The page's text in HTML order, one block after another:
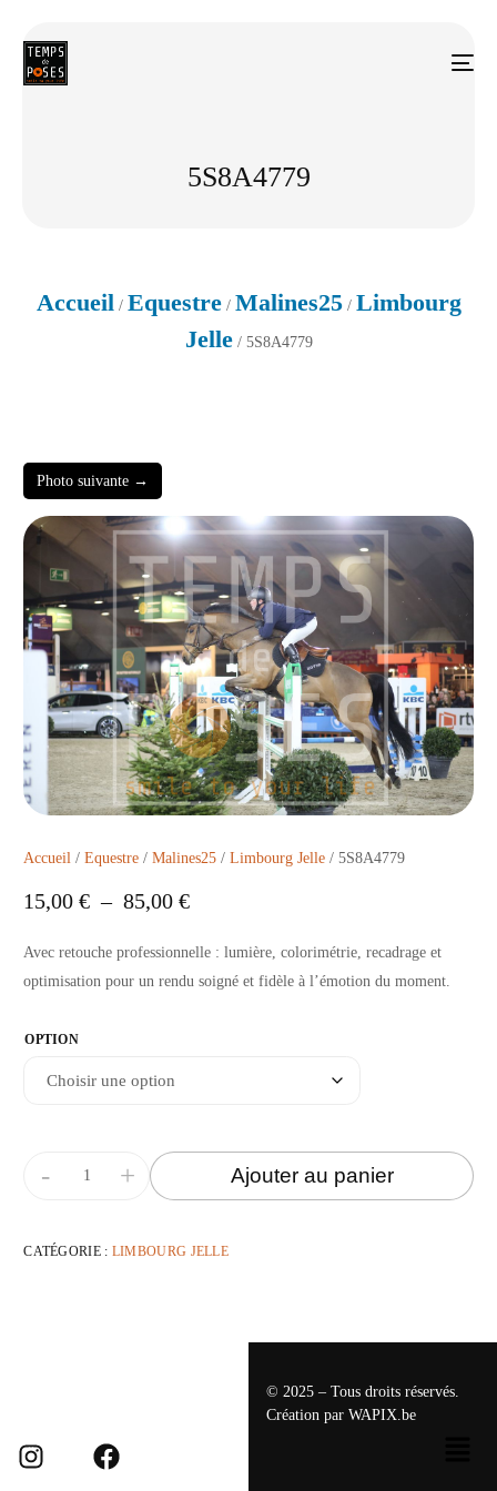
5S8A4779
Accueil / Equestre/ Malines25/ Limbourg
Jelle/ 5S8A4779
Photo suivante →
Accueil /Equestre /Malines25 /Limbourg Jelle / 5S8A4779
15,00€ – 85,00€
Avec retouche professionnelle : lumière, colorimétrie, recadrage et
optimisation pour un rendu soigné et fidèle à l’émotion du moment.
OPTION
+
- Ajouter au panier
CATÉGORIE : LIMBOURG JELLE
© 2025 – Tous droits réservés.
Création par WAPIX.be